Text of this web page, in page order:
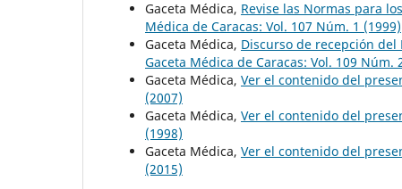
Gaceta Médica, Revise las Normas para
Médica de Caracas: Vol. 107 Núm. 1 (1999)
Gaceta Médica, Discurso de recepción
Gaceta Médica de Caracas: Vol. 109 Núm.
Gaceta Médica, Ver el contenido del
(2007)
Gaceta Médica, Ver el contenido del
(1998)
Gaceta Médica, Ver el contenido del
(2015)